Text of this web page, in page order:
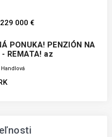
229 000 €
PONUKA! PENZIÓN NA
- REMATA! az